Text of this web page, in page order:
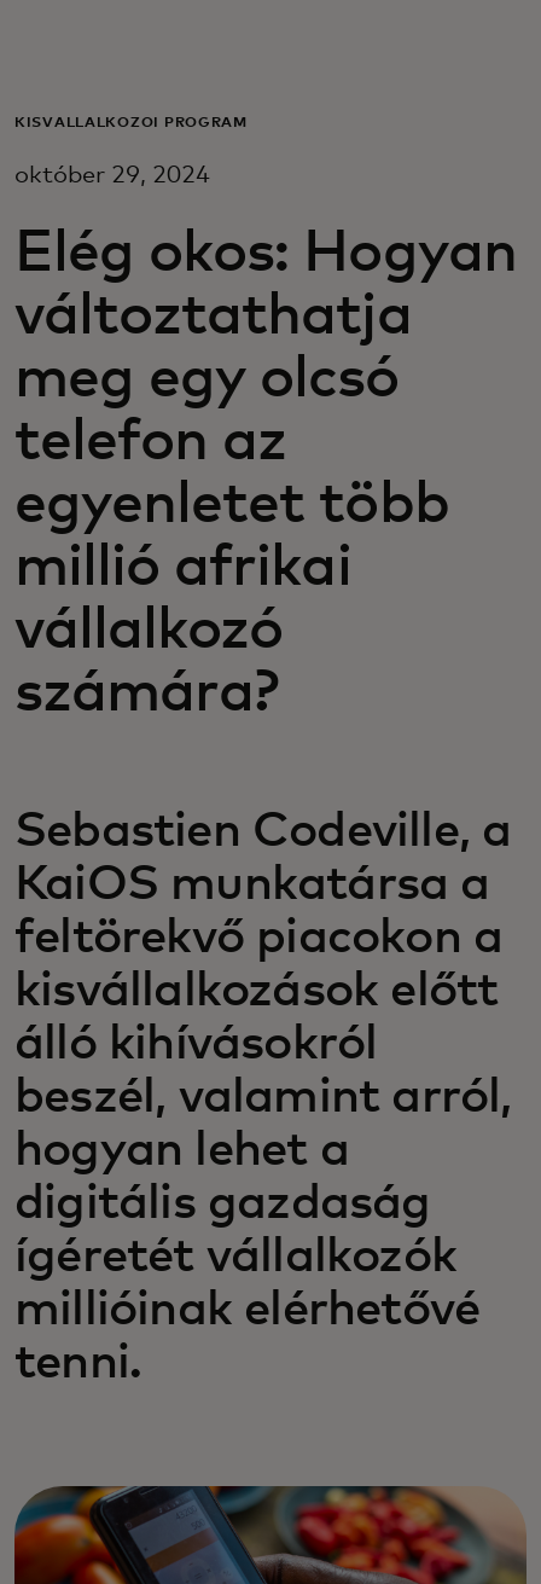
Vállalkozásoknak
Innovátoroknak
Hírek és trendek
KISVÁLLALKOZÓI PROGRAM
október 29, 2024
Elég okos: Hogyan
változtathatja
meg egy olcsó
telefon az
egyenletet több
millió afrikai
vállalkozó
számára?
Sebastien Codeville, a
KaiOS munkatársa a
feltörekvő piacokon a
kisvállalkozások előtt
álló kihívásokról
beszél, valamint arról,
hogyan lehet a
digitális gazdaság
ígéretét vállalkozók
millióinak elérhetővé
tenni.